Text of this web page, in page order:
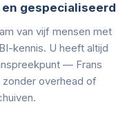
en gespecialiseerd
van vijf mensen met
kennis. U heeft altijd
— Frans
overhead of